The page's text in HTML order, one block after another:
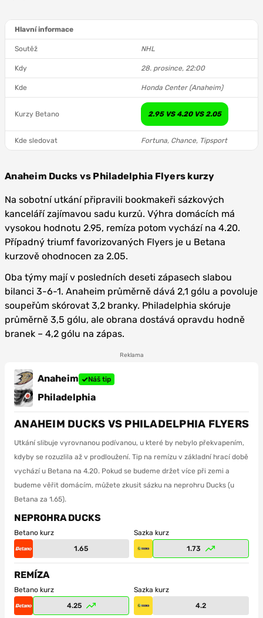
Hlavní informace
Soutěž NHL
Kdy 28. prosince, 22:00
Kde Honda Center (Anaheim)
Kurzy Betano 2.95 VS 4.20 VS 2.05
Kde sledovat Fortuna, Chance, Tipsport
Anaheim Ducks vs Philadelphia Flyers kurzy
Na sobotní utkání připravili bookmakeři sázkových
kanceláří zajímavou sadu kurzů. Výhra domácích má
vysokou hodnotu 2.95, remíza potom vychází na 4.20.
Případný triumf favorizovaných Flyers je u Betana
kurzově ohodnocen za 2.05.
Oba týmy mají v posledních deseti zápasech slabou
bilanci 3-6-1. Anaheim průměrně dává 2,1 gólu a povoluje
soupeřům skórovat 3,2 branky. Philadelphia skóruje
průměrně 3,5 gólu, ale obrana dostává opravdu hodně
branek – 4,2 gólu na zápas.
Reklama
Anaheim Náš tip
Philadelphia
ANAHEIM DUCKS VS PHILADELPHIA FLYERS
Utkání slibuje vyrovnanou podívanou, u které by nebylo překvapením,
kdyby se rozuzlila až v prodloužení. Tip na remízu v základní hrací době
vychází u Betana na 4.20. Pokud se budeme držet více při zemi a
budeme věřit domácím, můžete zkusit sázku na neprohru Ducks (u
Betana za 1.65).
NEPROHRA DUCKS
Betano kurz
1.65
Sazka kurz
1.73
REMÍZA
Betano kurz
4.25
Sazka kurz
4.2